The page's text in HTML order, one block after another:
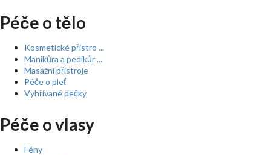
Péče o tělo
Kosmetické přístro ...
Manikůra a pedikůr ...
Masážní přístroje
Péče o pleť
Vyhřívané dečky
Péče o vlasy
Fény